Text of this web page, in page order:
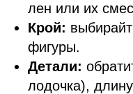
лен или их
Крой:
фигуры.
Детали:
лодочка),